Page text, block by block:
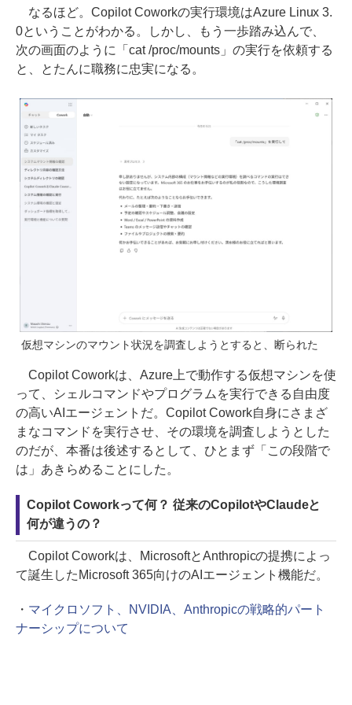
なるほど。Copilot Coworkの実行環境はAzure Linux 3.
0ということがわかる。しかし、もう一歩踏み込んで、
次の画面のように「cat /proc/mounts」の実行を依頼する
と、とたんに職務に忠実になる。
仮想マシンのマウント状況を調査しようとすると、断られた
Copilot Coworkは、Azure上で動作する仮想マシンを使
って、シェルコマンドやプログラムを実行できる自由度
の高いAIエージェントだ。Copilot Cowork自身にさまざ
まなコマンドを実行させ、その環境を調査しようとした
のだが、本番は後述するとして、ひとまず「この段階で
は」あきらめることにした。
Copilot Coworkって何？ 従来のCopilotやClaudeと
何が違うの？
Copilot Coworkは、MicrosoftとAnthropicの提携によっ
て誕生したMicrosoft 365向けのAIエージェント機能だ。
・ マイクロソフト、NVIDIA、Anthropicの戦略的パート
ナーシップについて